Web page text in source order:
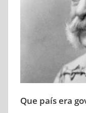
Que país era